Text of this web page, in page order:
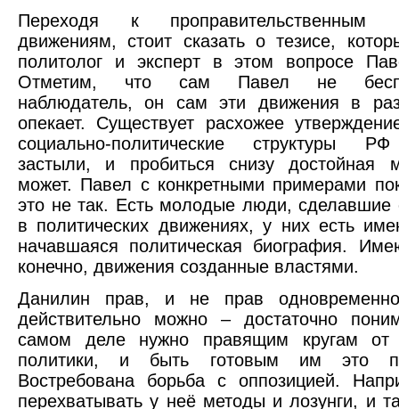
Переходя к проправительственным
движениям, стоит сказать о тезисе,
политолог и эксперт в этом вопросе
Отметим, что сам Павел не
наблюдатель, он сам эти движения в
опекает. Существует расхожее
социально-политические структуры
застыли, и пробиться снизу достойная
может. Павел с конкретными примерами
это не так. Есть молодые люди, сделавшие
в политических движениях, у них есть
начавшаяся политическая биография.
конечно, движения созданные властями.
Данилин прав, и не прав
действительно можно – достаточно
самом деле нужно правящим кругам от
политики, и быть готовым им это
Востребована борьба с оппозицией.
перехватывать у неё методы и лозунги, и